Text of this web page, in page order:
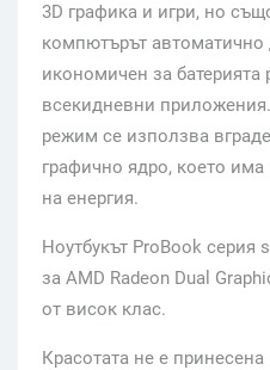
3D графика и игри, но
компютърът
икономичен за
всекидневни
режим се използва
графично ядро, което
на енергия.
Ноутбукът ProBook
за AMD Radeon Dual
от висок клас.
Красотата не е